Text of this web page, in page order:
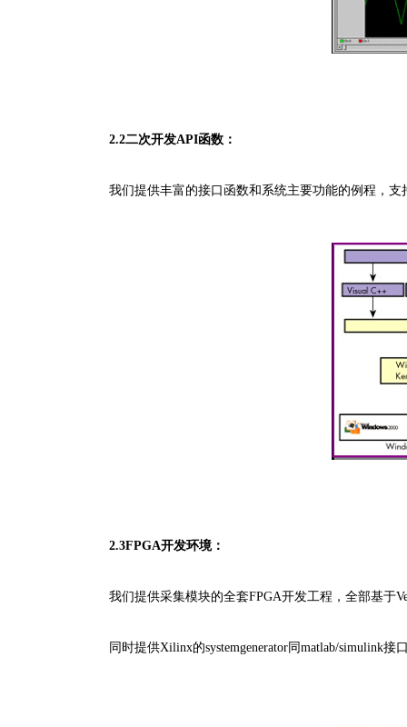
2.2二次开发API函数：
我们提供丰富的接口函数和系统主要功能的例程，支
2.3FPGA开发环境：
我们提供采集模块的全套FPGA开发工程，全部基于
同时提供Xilinx的systemgenerator同matlab/simulink接